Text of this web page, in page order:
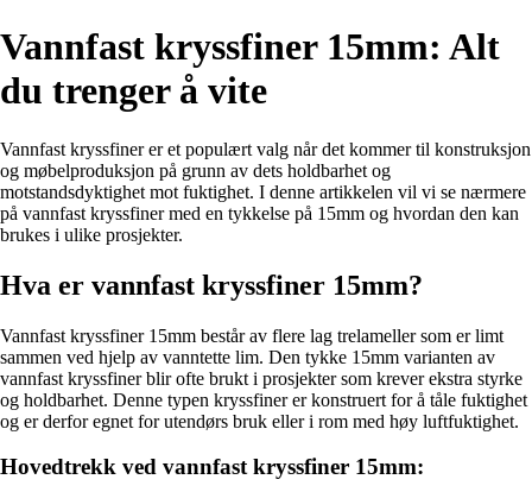
Vannfast kryssfiner 15mm: Alt
du trenger å vite
Vannfast kryssfiner er et populært valg når det kommer til konstruksjon
og møbelproduksjon på grunn av dets holdbarhet og
motstandsdyktighet mot fuktighet. I denne artikkelen vil vi se nærmere
på vannfast kryssfiner med en tykkelse på 15mm og hvordan den kan
brukes i ulike prosjekter.
Hva er vannfast kryssfiner 15mm?
Vannfast kryssfiner 15mm består av flere lag trelameller som er limt
sammen ved hjelp av vanntette lim. Den tykke 15mm varianten av
vannfast kryssfiner blir ofte brukt i prosjekter som krever ekstra styrke
og holdbarhet. Denne typen kryssfiner er konstruert for å tåle fuktighet
og er derfor egnet for utendørs bruk eller i rom med høy luftfuktighet.
Hovedtrekk ved vannfast kryssfiner 15mm: